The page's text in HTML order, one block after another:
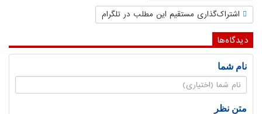
اشتراک‌گذاری مستقیم این مطلب در تلگرام
دیدگاه‌ها
نام شما
متن نظر